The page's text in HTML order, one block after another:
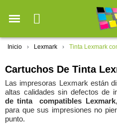
Inicio Lexmark Tinta Lexmark
Cartuchos De Tinta
Las impresoras Lexmark están
altas calidades sin defectos de
de tinta compatibles Lexmark
para que sus impresiones no
punto.